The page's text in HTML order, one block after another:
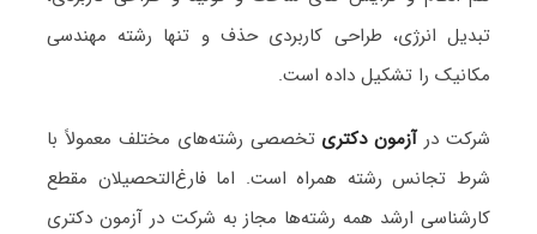
تبدیل انرژی، طراحی کاربردی حذف و تنها رشته مهندسی
مکانیک را تشکیل داده است.
شرکت درآزمون دکتری تخصصی رشته‌های مختلف معمولاً با
شرط تجانس رشته همراه است. اما فارغ‌التحصیلان مقطع
کارشناسی ارشد همه رشته‌ها مجاز به شرکت در آزمون دکتری